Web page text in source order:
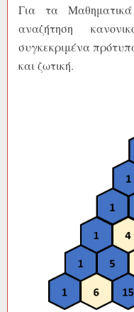
Για τα
αναζήτηση
συγκεκριμένα
και ζωτική.